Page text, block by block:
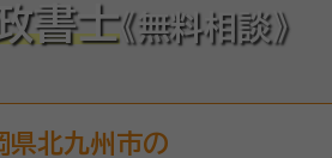
書士《無料相談》
県北九州市の